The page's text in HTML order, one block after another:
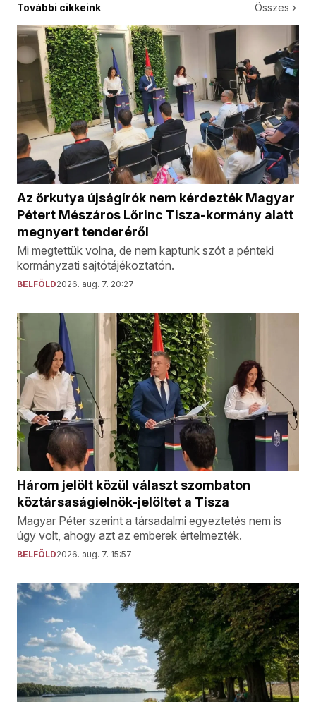
További cikkeink Összes
Az őrkutya újságírók nem kérdezték Magyar
Pétert Mészáros Lőrinc Tisza-kormány alatt
megnyert tenderéről
Mi megtettük volna, de nem kaptunk szót a pénteki
kormányzati sajtótájékoztatón.
BELFÖLD2026. aug. 7. 20:27
Három jelölt közül választ szombaton
köztársaságielnök-jelöltet a Tisza
Magyar Péter szerint a társadalmi egyeztetés nem is
úgy volt, ahogy azt az emberek értelmezték.
BELFÖLD2026. aug. 7. 15:57